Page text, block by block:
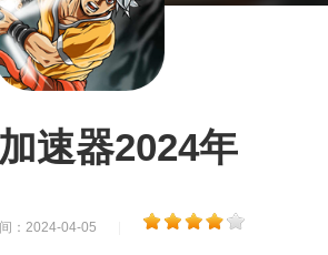
速器2024年
：2024-04-05